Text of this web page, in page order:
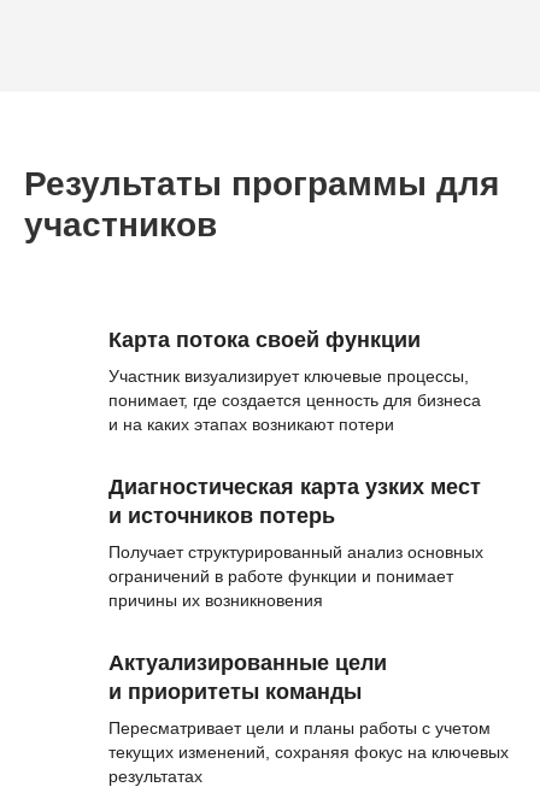
Результаты программы для
участников
Карта потока своей функции
Участник визуализирует ключевые процессы,
понимает, где создается ценность для бизнеса
и на каких этапах возникают потери
Диагностическая карта узких мест
и источников потерь
Получает структурированный анализ основных
ограничений в работе функции и понимает
причины их возникновения
Актуализированные цели
и приоритеты команды
Пересматривает цели и планы работы с учетом
текущих изменений, сохраняя фокус на ключевых
результатах